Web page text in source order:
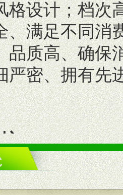
格设计；档次
、满足不同消
品质高、确保
严密、拥有先
价格；建立全